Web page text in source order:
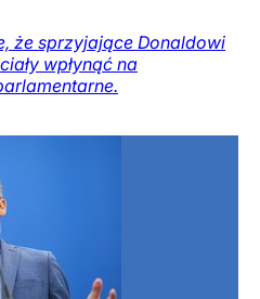
że sprzyjające Donaldowi
wpłynąć na